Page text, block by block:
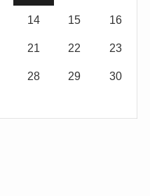
14 15 16
21 22 23
28 29 30